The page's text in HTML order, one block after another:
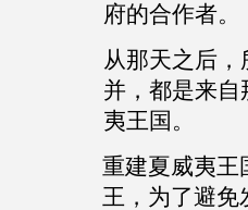
府的合作者。
从那天之后
并 ，都是来
夷王国。
重建夏威夷王
王，为了避免